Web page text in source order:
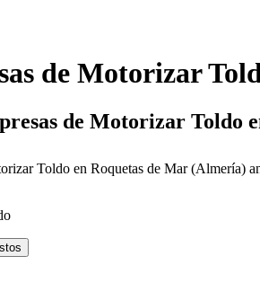
de Motorizar
de Motorizar Toldo
Toldo en Roquetas de Mar (Almería)